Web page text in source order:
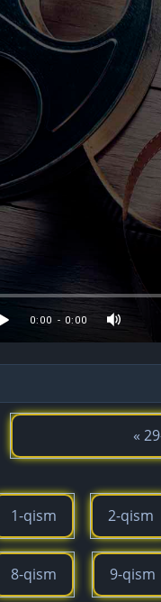
«
1-qism 2-qism
8-qism 9-qism